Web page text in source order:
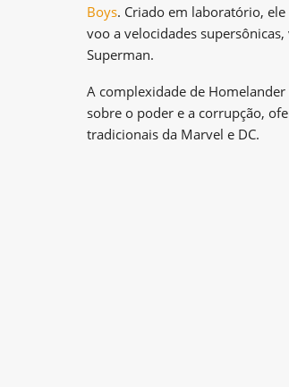
Boys. Criado em laboratório,
voo a velocidades
Superman.
A complexidade de Homelander
sobre o poder e a corrupção,
tradicionais da Marvel e DC.